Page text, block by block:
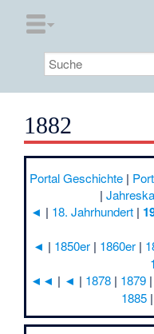
1882
Portal Geschichte |
|
◄ | 18. Jahrhundert|
◄ | 1850er | 1860er |
◄◄ | ◄ | 1878| 1879|
1885|